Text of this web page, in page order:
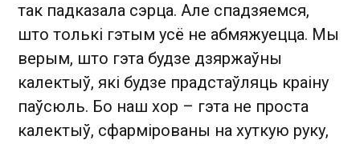
так падказала сэрца. Але спадзяемся,
што толькі гэтым усё не абмяжуецца. Мы
верым, што гэта будзе дзяржаўны
калектыў, які будзе прадстаўляць краіну
паўсюль. Бо наш хор – гэта не проста
калектыў, сфармірованы на хуткую руку,